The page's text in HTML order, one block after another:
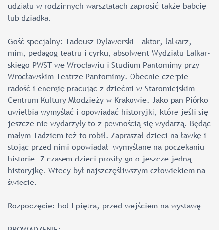
udziału w rodzinnych warsztatach zaprosić także babcię
lub dziadka.
Gość specjalny: Tadeusz Dylawerski – ak­tor, lal­karz,
mim, pe­dagog te­atru i cyr­ku, ab­sol­went Wy­dzia­łu Lal­kar­
skie­go PWST we Wro­cławiu i Stu­dium Pan­to­mi­my przy
Wro­cław­skim Te­atrze Pan­to­mi­my. Obecnie czerpie
radość i energię pracując z dziećmi w Staro­miej­skim
Cen­trum Kul­tu­ry Młodzie­ży w Krakowie. Jako pan Piórko
uwielbia wymyślać i opowiadać historyjki, które jeśli się
jeszcze nie wydarzyły to z pewnością się wydarzą. Będąc
małym Tadziem też to robił. Zapraszał dzieci na ławkę i
stojąc przed nimi opowiadał wymyślane na poczekaniu
historie. Z czasem dzieci prosiły go o jeszcze jedną
historyjkę. Wtedy był najszczęśliwszym człowiekiem na
świecie.
Rozpoczęcie: hol I piętra, przed wejściem na wystawę